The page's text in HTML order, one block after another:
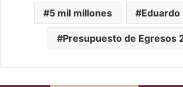
5 mil millones Eduardo
Presupuesto de Egresos